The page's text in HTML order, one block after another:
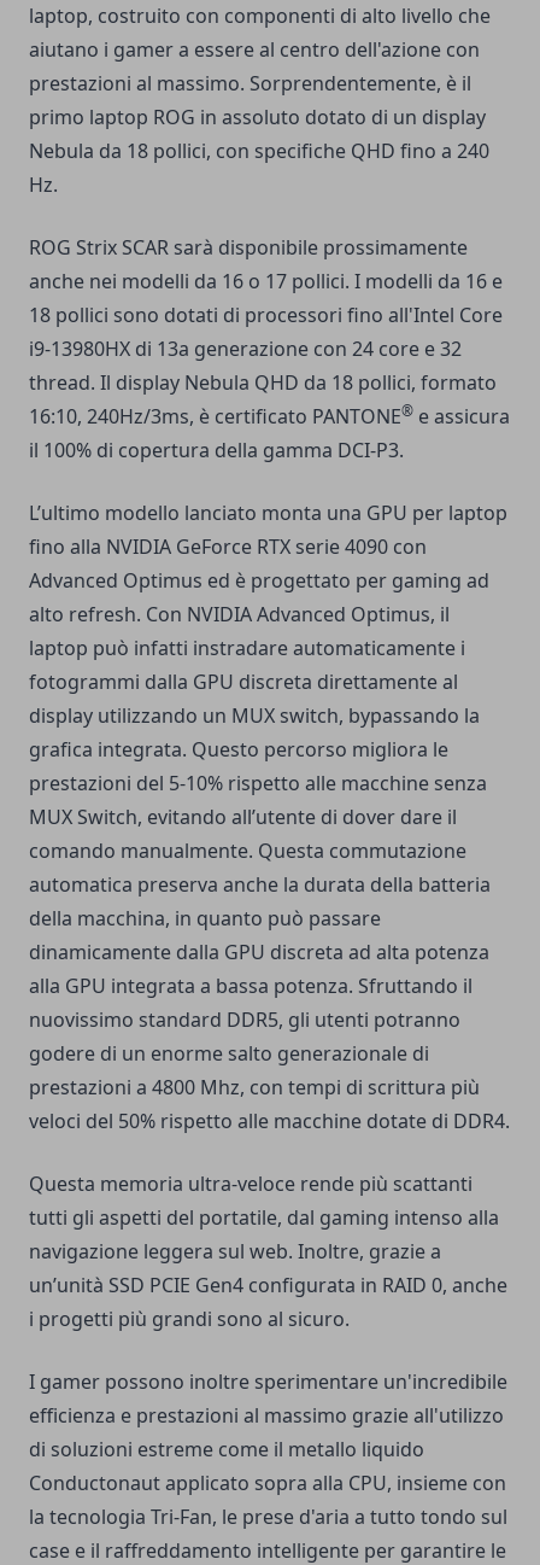
laptop, costruito con componenti di alto livello che
aiutano i gamer a essere al centro dell'azione con
prestazioni al massimo. Sorprendentemente, è il
primo laptop ROG in assoluto dotato di un display
Nebula da 18 pollici, con specifiche QHD fino a 240
Hz.
ROG Strix SCAR sarà disponibile prossimamente
anche nei modelli da 16 o 17 pollici. I modelli da 16 e
18 pollici sono dotati di processori fino all'Intel Core
i9-13980HX di 13a generazione con 24 core e 32
thread. Il display Nebula QHD da 18 pollici, formato
16:10, 240Hz/3ms, è certificato PANTONE® e assicura
il 100% di copertura della gamma DCI-P3.
L’ultimo modello lanciato monta una GPU per laptop
fino alla NVIDIA GeForce RTX serie 4090 con
Advanced Optimus ed è progettato per gaming ad
alto refresh. Con NVIDIA Advanced Optimus, il
laptop può infatti instradare automaticamente i
fotogrammi dalla GPU discreta direttamente al
display utilizzando un MUX switch, bypassando la
grafica integrata. Questo percorso migliora le
prestazioni del 5-10% rispetto alle macchine senza
MUX Switch, evitando all’utente di dover dare il
comando manualmente. Questa commutazione
automatica preserva anche la durata della batteria
della macchina, in quanto può passare
dinamicamente dalla GPU discreta ad alta potenza
alla GPU integrata a bassa potenza. Sfruttando il
nuovissimo standard DDR5, gli utenti potranno
godere di un enorme salto generazionale di
prestazioni a 4800 Mhz, con tempi di scrittura più
veloci del 50% rispetto alle macchine dotate di DDR4.
Questa memoria ultra-veloce rende più scattanti
tutti gli aspetti del portatile, dal gaming intenso alla
navigazione leggera sul web. Inoltre, grazie a
un’unità SSD PCIE Gen4 configurata in RAID 0, anche
i progetti più grandi sono al sicuro.
I gamer possono inoltre sperimentare un'incredibile
efficienza e prestazioni al massimo grazie all'utilizzo
di soluzioni estreme come il metallo liquido
Conductonaut applicato sopra alla CPU, insieme con
la tecnologia Tri-Fan, le prese d'aria a tutto tondo sul
case e il raffreddamento intelligente per garantire le